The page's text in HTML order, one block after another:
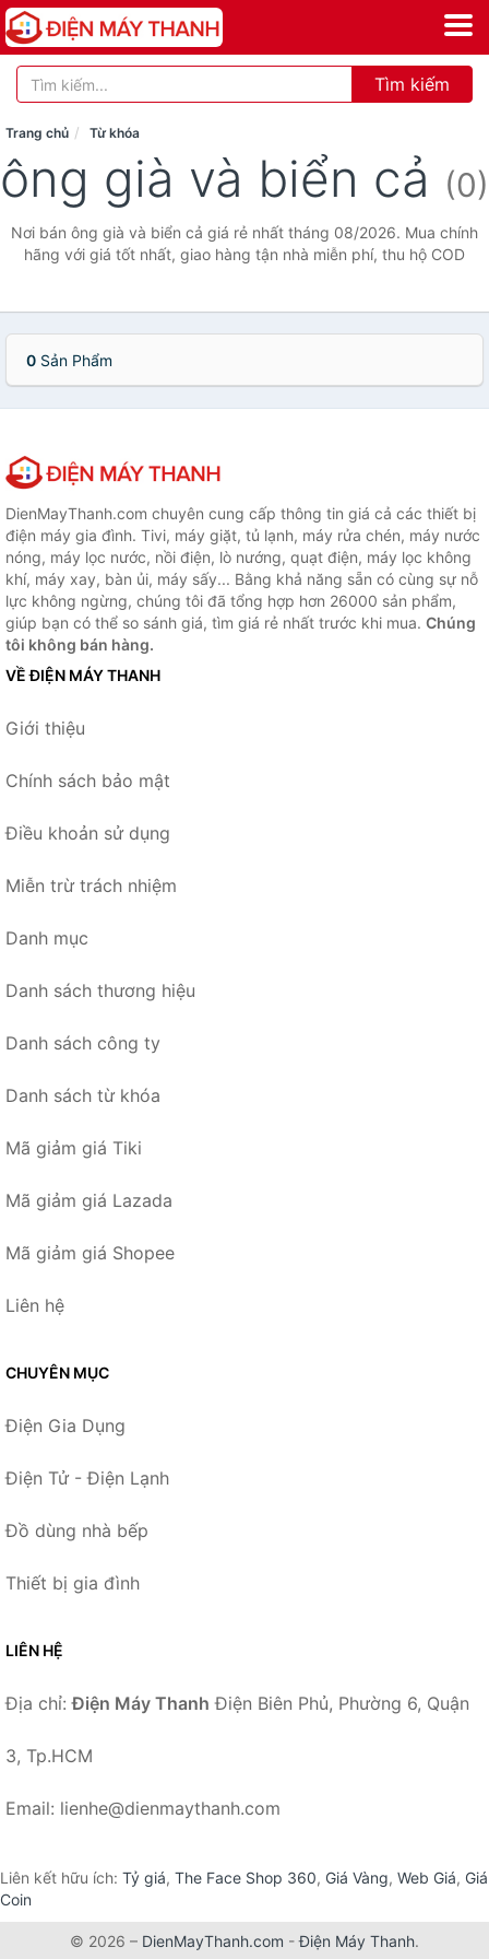
Tìm kiếm
Trang chủ Từ khóa
ông già và biển cả (0)
Nơi bán ông già và biển cả giá rẻ nhất tháng 08/2026. Mua chính
hãng với giá tốt nhất, giao hàng tận nhà miễn phí, thu hộ COD
0 Sản Phẩm
DienMayThanh.com chuyên cung cấp thông tin giá cả các thiết bị
điện máy gia đình. Tivi, máy giặt, tủ lạnh, máy rửa chén, máy nước
nóng, máy lọc nước, nồi điện, lò nướng, quạt điện, máy lọc không
khí, máy xay, bàn ủi, máy sấy... Bằng khả năng sẵn có cùng sự nỗ
lực không ngừng, chúng tôi đã tổng hợp hơn 26000 sản phẩm,
giúp bạn có thể so sánh giá, tìm giá rẻ nhất trước khi mua. Chúng
tôi không bán hàng.
VỀ ĐIỆN MÁY THANH
Giới thiệu
Chính sách bảo mật
Điều khoản sử dụng
Miễn trừ trách nhiệm
Danh mục
Danh sách thương hiệu
Danh sách công ty
Danh sách từ khóa
Mã giảm giá Tiki
Mã giảm giá Lazada
Mã giảm giá Shopee
Liên hệ
CHUYÊN MỤC
Điện Gia Dụng
Điện Tử - Điện Lạnh
Đồ dùng nhà bếp
Thiết bị gia đình
LIÊN HỆ
Địa chỉ:Điện Máy Thanh Điện Biên Phủ, Phường 6, Quận
3, Tp.HCM
Email: lienhe@dienmaythanh.com
Liên kết hữu ích: Tỷ giá, The Face Shop 360, Giá Vàng, Web Giá, Giá
Coin
© 2026 – DienMayThanh.com -Điện Máy Thanh.